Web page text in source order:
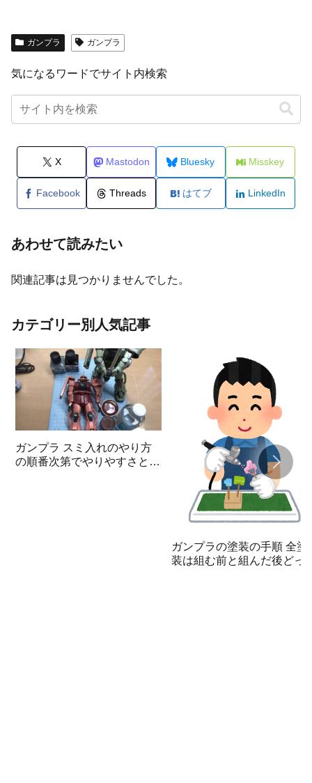
ガンプラ ガンプラ
気になるワードでサイト内検索
X Mastodon Bluesky Misskey
Facebook Threads はてブ LinkedIn
あわせて読みたい
関連記事は見つかりませんでした。
カテゴリー別人気記事
ガンプラ スミ入れのやり方
の順番次第でやりやすさと見
ガンプラの塗装の手順 全塗
装は組む前と組んだ後どっ